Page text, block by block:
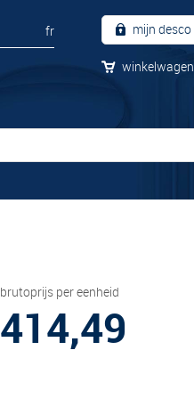
fr mijn desco
winkelwagen
brutoprijs per eenheid
414,49